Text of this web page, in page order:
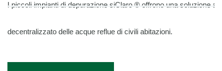
I piccoli impianti di depurazione siClaro ® offrono una soluzione
decentralizzato delle acque reflue di civili abitazioni.